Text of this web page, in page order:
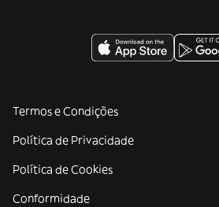
Termos e Condições
Política de Privacidade
Política de Cookies
Conformidade